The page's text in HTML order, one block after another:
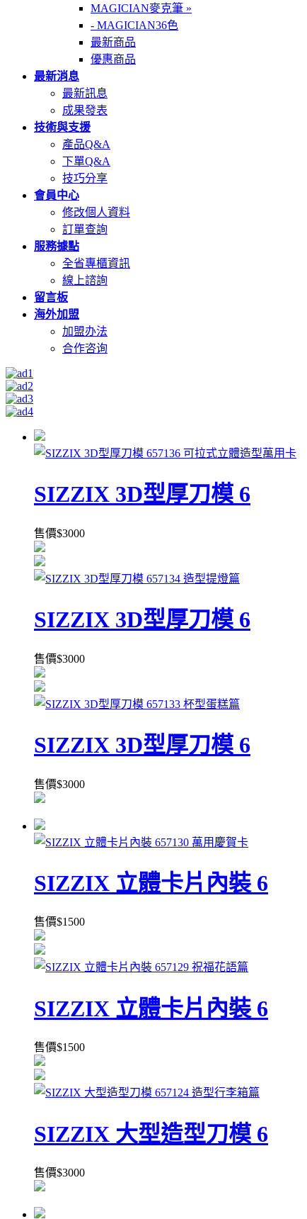
MAGICIAN麥克筆 »
- MAGICIAN36色
最新商品
優惠商品
最新消息
最新訊息
成果發表
技術與支援
產品Q&A
下單Q&A
技巧分享
會員中心
修改個人資料
訂單查詢
服務據點
全省專櫃資訊
線上諮詢
留言板
海外加盟
加盟办法
合作咨询
SIZZIX 3D型厚刀模 6
售價$3000
SIZZIX 3D型厚刀模 6
售價$3000
SIZZIX 3D型厚刀模 6
售價$3000
SIZZIX 立體卡片內裝 6
售價$1500
SIZZIX 立體卡片內裝 6
售價$1500
SIZZIX 大型造型刀模 6
售價$3000